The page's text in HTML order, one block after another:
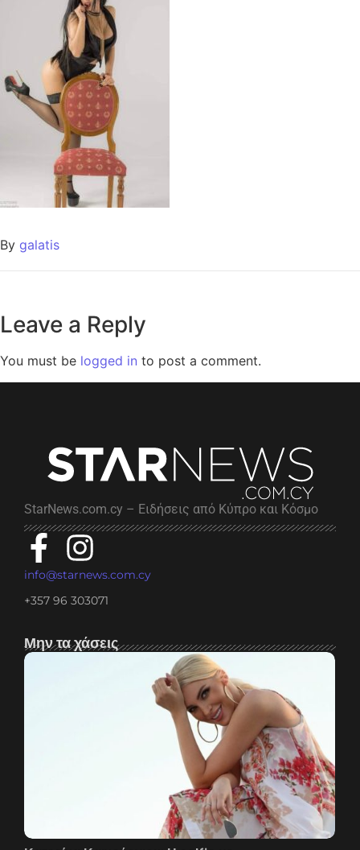
By galatis
Leave a Reply
You must be logged in to post a comment.
StarNews.com.cy – Ειδήσεις από Κύπρο και Κόσμο
info@starnews.com.cy
+357 96 303071
Μην τα χάσεις